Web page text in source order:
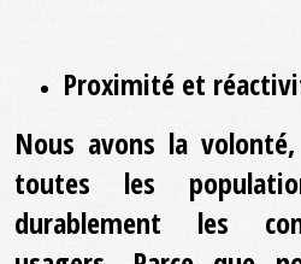
Proximité et
Nous avons la
toutes les
durablement les